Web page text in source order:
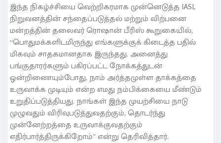
இந்த நிகழ்ச்சியை வெற்றிகரமாக முன்னெடுத்த IASL
நிறுவனத்தின் சந்தைப்படுத்தல் மற்றும் விற்பனை
மன்றத்தின் தலைவர் ரொஷான் பீரிஸ் கூறுகையில்,
“பொதுமக்களிடமிருந்து எங்களுக்குக் கிடைத்த பதில்
மிகவும் சாதகமானதாக இருந்தது. அனைத்து
பங்குதாரர்களும் பகிரப்பட்ட நோக்கத்துடன்
ஒன்றிணையும்போது, நாம் அர்த்தமுள்ள தாக்கத்தை
உருவாக்க முடியும் என்ற எமது நம்பிக்கையை மீண்டும்
உறுதிப்படுத்தியது. நாங்கள் இந்த முயற்சியை நாடு
முழுவதும் விரிவுபடுத்துவதற்கும், தொடர்ந்து
முன்னேற்றத்தை உருவாக்குவதற்கும்
எதிர்பார்த்திருக்கிறோம்” என்று தெரிவித்தார்.